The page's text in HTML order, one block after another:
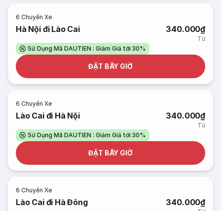
6 Chuyến Xe
Hà Nội đi Lào Cai 340.000₫
Từ
Sử Dụng Mã DAUTIEN : Giảm Giá tới 30%
ĐẶT BÂY GIỜ
6 Chuyến Xe
Lào Cai đi Hà Nội 340.000₫
Từ
Sử Dụng Mã DAUTIEN : Giảm Giá tới 30%
ĐẶT BÂY GIỜ
6 Chuyến Xe
Lào Cai đi Hà Đông 340.000₫